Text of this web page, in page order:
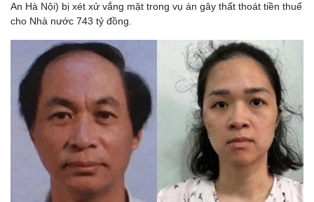
Du lịch
Săn Tour
Podcast
Câu chuyện thời sự
Đọc truyện đêm khuya
An Hà Nội) bị xét xử vắng mặt trong vụ án gây thất thoát tiền thuế
cho Nhà nước 743 tỷ đồng.